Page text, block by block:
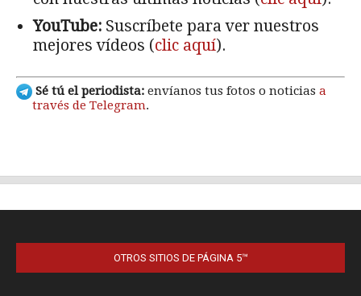
OTROS SITIOS DE PÁGINA 5™